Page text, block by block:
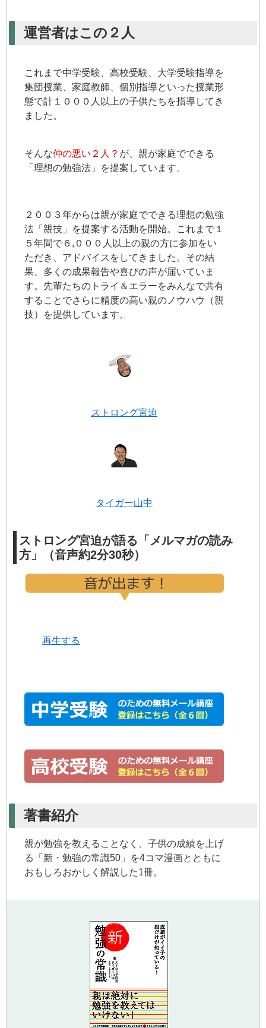
運営者はこの２人
これまで中学受験、高校受験、大学受験指導を
集団授業、家庭教師、個別指導といった授業形
態で計１０００人以上の子供たちを指導してき
ました。
そんな仲の悪い２人？ が、親が家庭でできる
「理想の勉強法」を提案しています。
２００３年からは親が家庭でできる理想の勉強
法「親技」を提案する活動を開始。これまで１
５年間で６,０００人以上の親の方に参加をい
ただき、アドバイスをしてきました。その結
果、多くの成果報告や喜びの声が届いていま
す。先輩たちのトライ＆エラーをみんなで共有
することでさらに精度の高い親のノウハウ（親
技）を提供しています。
ストロング宮迫
タイガー山中
ストロング宮迫が語る「メルマガの読み
方」（音声約2分30秒）
再生する
著書紹介
親が勉強を教えることなく、子供の成績を上げ
る「新・勉強の常識50」を4コマ漫画とともに
おもしろおかしく解説した1冊。